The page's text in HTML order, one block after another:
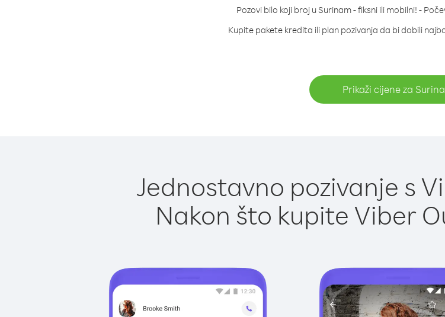
Pozovi bilo koji broj u Surinam - fiksni ili mobilni! -
Kupite pakete kredita ili plan pozivanja da bi dobili
Prikaži cijene za
Jednostavno pozivanje s
Nakon što kupite Viber